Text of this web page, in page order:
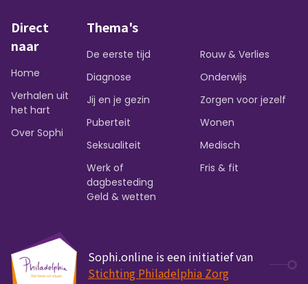
Direct
naar
Home
Verhalen uit
het hart
Over Sophi
Thema's
De eerste tijd
Diagnose
Jij en je gezin
Puberteit
Seksualiteit
Werk of
dagbesteding
Rouw & Verlies
Onderwijs
Zorgen voor jezelf
Wonen
Medisch
Fris & fit
Geld & wetten
Sophi.online is een initiatief van
Stichting Philadelphia Zorg